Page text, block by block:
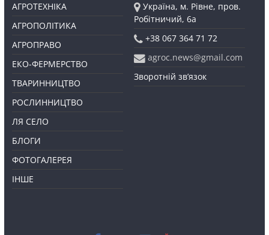
АГРОТЕХНІКА
АГРОПОЛІТИКА
АГРОПРАВО
ЕКО-ФЕРМЕРСТВО
ТВАРИННИЦТВО
РОСЛИННИЦТВО
ЛЯ СЕЛО
БЛОГИ
ФОТОГАЛЕРЕЯ
ІНШЕ
Україна, м. Рівне, пров.
Робітничий, 6а
+38 067 364 71 72
agroc.news@gmail.com
Зворотній зв’язок